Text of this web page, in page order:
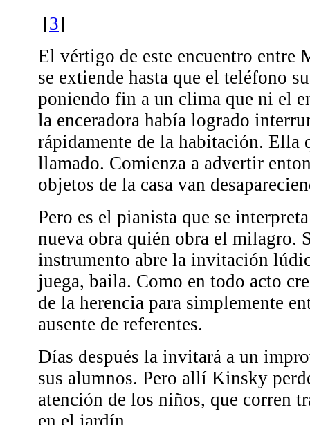
[3]
El vértigo de este encuentro entre
se extiende hasta que el teléfono
poniendo fin a un clima que ni el
la enceradora había logrado
rápidamente de la habitación. Ella
llamado. Comienza a advertir
objetos de la casa van
Pero es el pianista que se
nueva obra quién obra el milagro.
instrumento abre la invitación
juega, baila. Como en todo acto
de la herencia para simplemente
ausente de referentes.
Días después la invitará a un
sus alumnos. Pero allí Kinsky
atención de los niños, que corren